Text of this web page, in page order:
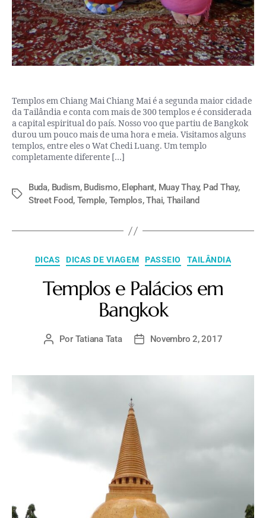
Templos em Chiang Mai Chiang Mai é a segunda maior cidade
da Tailândia e conta com mais de 300 templos e é considerada
a capital espiritual do país. Nosso voo que partiu de Bangkok
durou um pouco mais de uma hora e meia. Visitamos alguns
templos, entre eles o Wat Chedi Luang. Um templo
completamente diferente […]
Buda, Budism, Budismo, Elephant, Muay Thay, Pad Thay,
Street Food, Temple, Templos,Thai, Thailand
DICAS DICAS DE VIAGEM PASSEIO TAILÂNDIA
Templos e Palácios em
Bangkok
Por Tatiana Tata Novembro 2, 2017